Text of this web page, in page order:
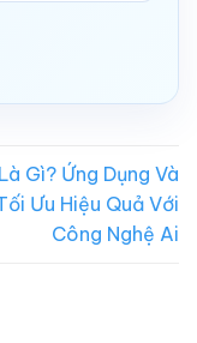
Gì? Ứng Dụng Và
Ưu Hiệu Quả Với
Công Nghệ Ai